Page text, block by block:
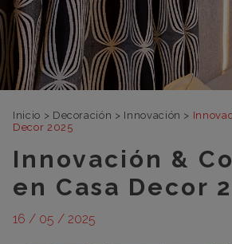
Inicio > Decoración > Innovación >
Decor 2025
Innovación &
en Casa Decor
16 / 05 / 2025